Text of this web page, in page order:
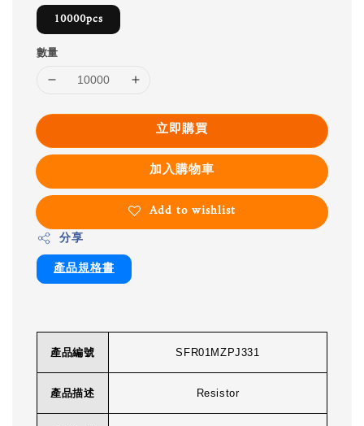
10000pcs
數量
立即購買
加入購物車
Add to wishlist
分享
產品規格書
產品編號 SFR01MZPJ331
產品描述 Resistor